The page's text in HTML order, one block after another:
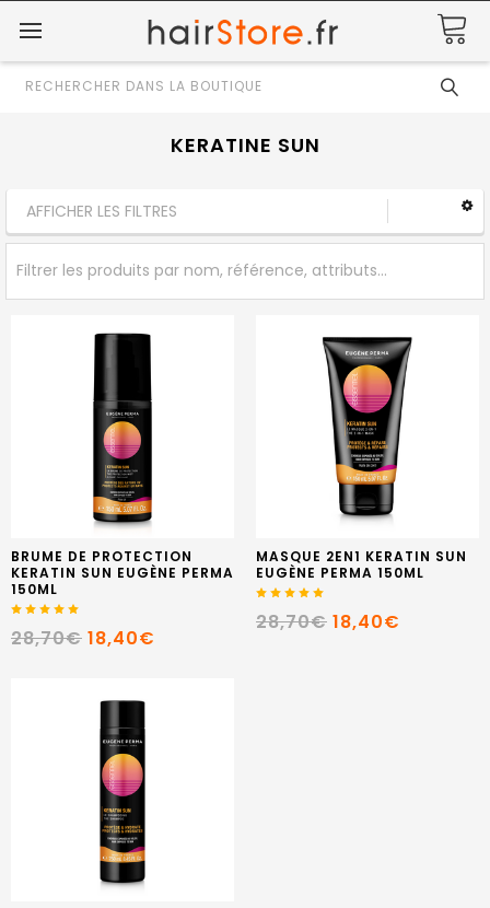
Rechercher
KERATINE SUN
AFFICHER LES FILTRES
BRUME DE PROTECTION
KERATIN SUN EUGÈNE PERMA
150ML
28,70€ 18,40€
MASQUE 2EN1 KERATIN SUN
EUGÈNE PERMA 150ML
28,70€ 18,40€